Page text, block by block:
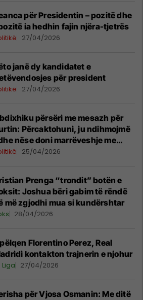
për Presidentin – pozitë dhe
ia hedhin fajin njëra-tjetrës
27/04/2026
janë dy kandidatet e
për president
27/04/2026
përsëri me mesazh për
Përcaktohuni, ju ndihmojmë
nëse doni marrëveshje me
në25/04/2026
Prenga “trondit” botën e
Joshua bëri gabim të rëndë
më zgjodhi mua si kundërshtar
28/04/2026
Florentino Perez, Real
kontakton trajnerin e njohur
Liga 27/04/2026
për Vjosa Osmanin: Me ditë